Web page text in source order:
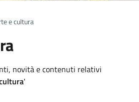
e cultura
novità e contenuti relativi
'